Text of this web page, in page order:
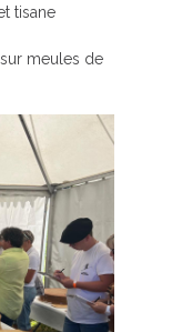
tisane
meules de